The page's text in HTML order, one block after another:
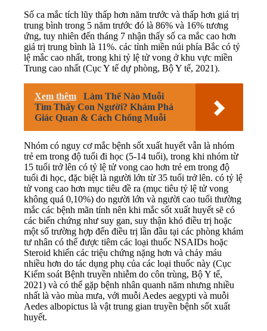
Số ca mắc tích lũy thấp hơn năm trước và thấp hơn giá trị
trung bình trong 5 năm trước đó là 86% và 16% tương
ứng, tuy nhiên đến tháng 7 nhận thấy số ca mắc cao hơn
giá trị trung bình là 11%. các tỉnh miền núi phía Bắc có tỷ
lệ mắc cao nhất, trong khi tỷ lệ tử vong ở khu vực miền
Trung cao nhất (Cục Y tế dự phòng, Bộ Y tế, 2021).
Xem thêm
Làm Thế Nào Muỗi
Tìm Thấy Con Người? Khám Phá
Giác Quan & Cách Chống Muỗi
Nhóm có nguy cơ mắc bệnh sốt xuất huyết vẫn là nhóm
trẻ em trong độ tuổi đi học (5-14 tuổi), trong khi nhóm từ
15 tuổi trở lên có tỷ lệ tử vong cao hơn trẻ em trong độ
tuổi đi học, đặc biệt là người lớn từ 35 tuổi trở lên. có tỷ lệ
tử vong cao hơn mục tiêu đề ra (mục tiêu tỷ lệ tử vong
không quá 0,10%) do người lớn và người cao tuổi thường
mắc các bệnh mãn tính nên khi mắc sốt xuất huyết sẽ có
các biến chứng như suy gan, suy thận khó điều trị hoặc
một số trường hợp đến điều trị lần đầu tại các phòng khám
tư nhân có thể được tiêm các loại thuốc NSAIDs hoặc
Steroid khiến các triệu chứng nặng hơn và chảy máu
nhiều hơn do tác dụng phụ của các loại thuốc này (Cục
Kiểm soát Bệnh truyền nhiễm do côn trùng, Bộ Y tế,
2021) và có thể gặp bệnh nhân quanh năm nhưng nhiều
nhất là vào mùa mưa, với muỗi Aedes aegypti và muỗi
Aedes albopictus là vật trung gian truyền bệnh sốt xuất
huyết.